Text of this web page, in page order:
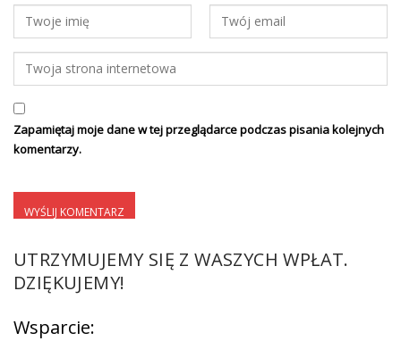
Zapamiętaj moje dane w tej przeglądarce podczas pisania kolejnych
komentarzy.
UTRZYMUJEMY SIĘ Z WASZYCH WPŁAT.
DZIĘKUJEMY!
Wsparcie: